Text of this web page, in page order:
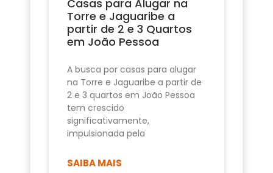
Casas para Alugar na
Torre e Jaguaribe a
partir de 2 e 3 Quartos
em João Pessoa
A busca por casas para alugar
na Torre e Jaguaribe a partir de
2 e 3 quartos em João Pessoa
tem crescido
significativamente,
impulsionada pela
SAIBA MAIS